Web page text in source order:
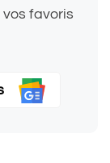
favoris